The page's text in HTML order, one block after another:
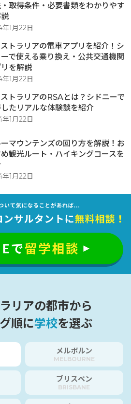
取得条件・必要書類をわかりやす
1月22日
トラリアの電車アプリを紹介！シ
ーで使える乗り換え・公共交通機関
を解説
1月22日
トラリアのRSAとは？シドニーで
たリアルな体験談を紹介
1月22日
ーマウンテンズの回り方を解説！お
観光ルート・ハイキングコースを
1月22日
リアの都市から
順に学校を選ぶ
メルボルン
MELBOURNE
ブリスベン
BRISBANE